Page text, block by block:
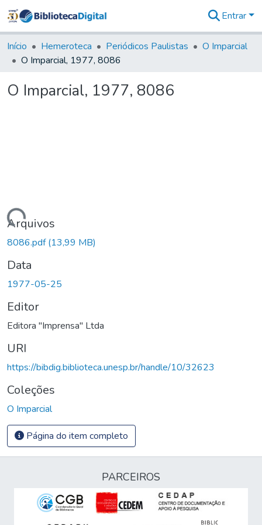
&
Coleções
Tudo na
Digital
Entrar
Início Hemeroteca Periódicos Paulistas
O Imparcial
O Imparcial, 1977, 8086
O Imparcial, 1977, 8086
Carregando...
Arquivos
8086.pdf(13,99 MB)
Data
1977-05-25
Editor
Editora "Imprensa" Ltda
URI
https://bibdig.biblioteca.unesp.br/handle/10/32623
Coleções
O Imparcial
Página do item completo
PARCEIROS